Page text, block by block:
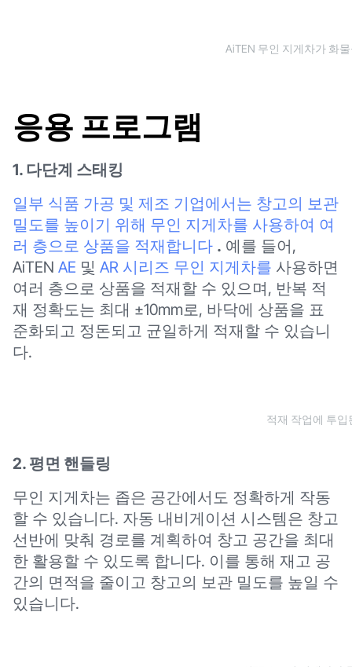
AiTEN 무인 지게차가 화
응용 프로그램
1. 다단계 스태킹
일부 식품 가공 및 제조 기업에서는 창고의 보관
밀도를 높이기 위해 무인 지게차를 사용하여 여
러 층으로 상품을 적재합니다 . 예를 들어,
AiTEN AE 및 AR 시리즈 무인 지게차를 사용하면
여러 층으로 상품을 적재할 수 있으며, 반복 적
재 정확도는 최대 ±10mm로, 바닥에 상품을 표
준화되고 정돈되고 균일하게 적재할 수 있습니
다.
적재 작업에 투입
2. 평면 핸들링
무인 지게차는 좁은 공간에서도 정확하게 작동
할 수 있습니다. 자동 내비게이션 시스템은 창고
선반에 맞춰 경로를 계획하여 창고 공간을 최대
한 활용할 수 있도록 합니다. 이를 통해 재고 공
간의 면적을 줄이고 창고의 보관 밀도를 높일 수
있습니다.